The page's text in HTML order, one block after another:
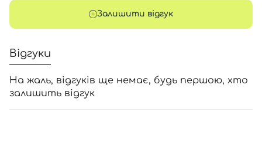
Залишити відгук
Відгуки
На жаль, відгуків ще немає, будь першою, хто
залишить відгук